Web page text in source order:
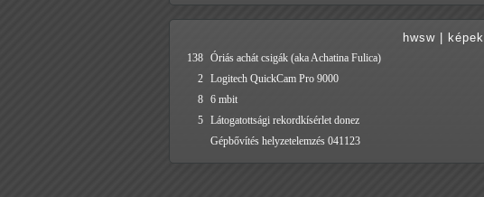
hwsw képek
138 Óriás achát csigák (aka Achatina Fulica)
2 Logitech QuickCam Pro 9000
8 6 mbit
5 Látogatottsági rekordkísérlet donez
Gépbővítés helyzetelemzés 041123